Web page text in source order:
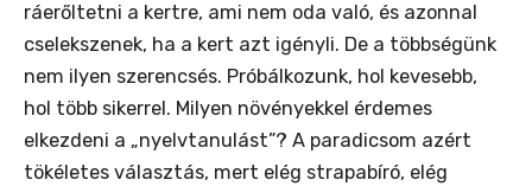
ráerőltetni a kertre, ami nem oda való, és azonnal
cselekszenek, ha a kert azt igényli. De a többségünk
nem ilyen szerencsés. Próbálkozunk, hol kevesebb,
hol több sikerrel. Milyen növényekkel érdemes
elkezdeni a „nyelvtanulást”? A paradicsom azért
tökéletes választás, mert elég strapabíró, elég